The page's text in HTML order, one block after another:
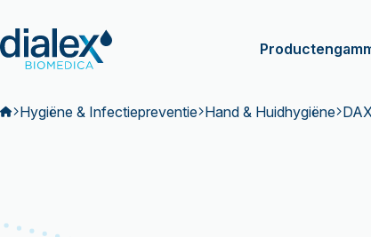
Hygiëne & Infectiepreventie Hand & Huidhygiëne